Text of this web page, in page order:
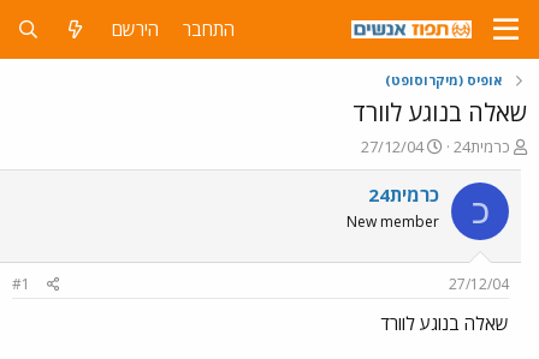
התחבר הירשם
אופיס (מיקרוסופט)
שאלה בנוגע לוורד
פ
ו
ת
ח
ה
ש
א
כרמית24
פ
ו
ר
ס
ם
ר
27/12/04
כ כרמית24
New member
27/12/04
#1
שאלה בנוגע לוורד